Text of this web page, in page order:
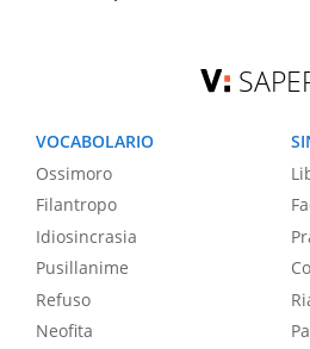
VOCABOLARIO
Ossimoro
Filantropo
Idiosincrasia
Pusillanime
Refuso
Neofita